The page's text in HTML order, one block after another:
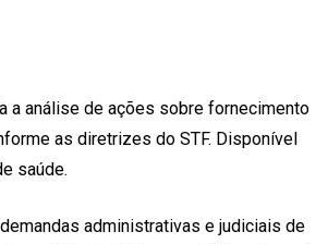
a análise de ações sobre fornecimento
as diretrizes do STF. Disponível
saúde.
administrativas e judiciais de